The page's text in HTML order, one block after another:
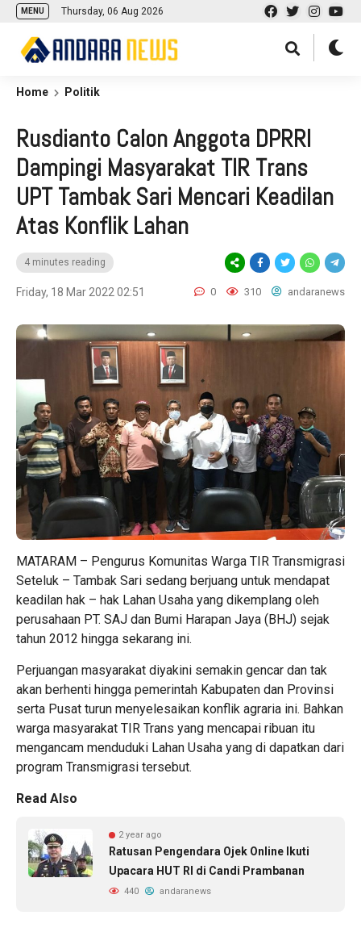
MENU Thursday, 06 Aug 2026
Home Politik
Rusdianto Calon Anggota DPRRI
Dampingi Masyarakat TIR Trans
UPT Tambak Sari Mencari Keadilan
Atas Konflik Lahan
4 minutes reading
Friday, 18 Mar 2022 02:51 0 310 andaranews
MATARAM – Pengurus Komunitas Warga TIR Transmigrasi
Seteluk – Tambak Sari sedang berjuang untuk mendapat
keadilan hak – hak Lahan Usaha yang dikemplang oleh
perusahaan PT. SAJ dan Bumi Harapan Jaya (BHJ) sejak
tahun 2012 hingga sekarang ini.
Perjuangan masyarakat diyakini semakin gencar dan tak
akan berhenti hingga pemerintah Kabupaten dan Provinsi
serta Pusat turun menyelesaikan konflik agraria ini. Bahkan
warga masyarakat TIR Trans yang mencapai ribuan itu
mengancam menduduki Lahan Usaha yang di dapatkan dari
program Transmigrasi tersebut.
Read Also
2 year ago
Ratusan Pengendara Ojek Online Ikuti
Upacara HUT RI di Candi Prambanan
440 andaranews